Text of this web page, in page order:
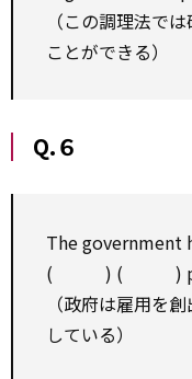
（この調理法で
ことができる）
Q.６
The
( ) ( )
（政府は雇用を
している）